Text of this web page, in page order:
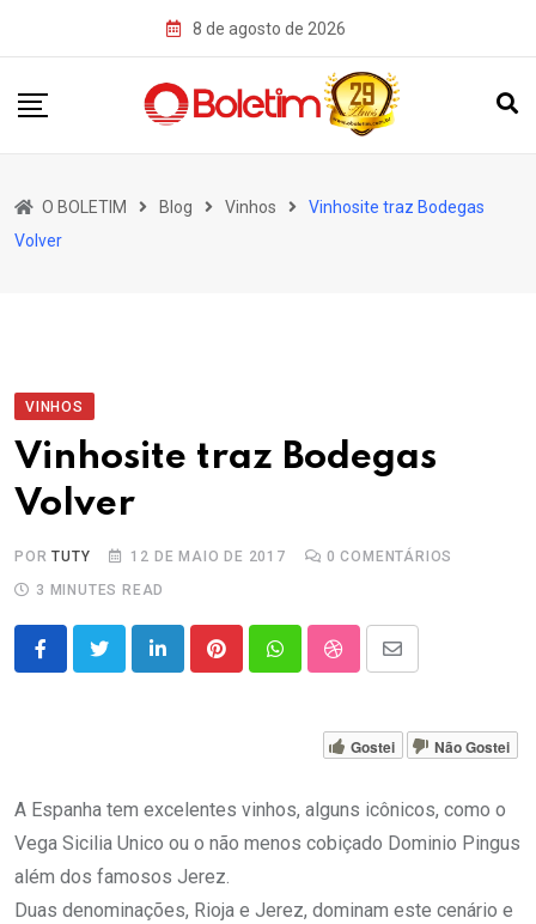
8 de agosto de 2026
O BOLETIM Blog Vinhos
Vinhosite traz Bodegas
Volver
VINHOS
Vinhosite traz Bodegas
Volver
PORTUTY 12 DE MAIO DE 2017 0 COMENTÁRIOS
3 MINUTES READ
LinkedInPinterestWhatsappStumbleUpon
Share
Email
Gostei Não Gostei
A Espanha tem excelentes vinhos, alguns icônicos, como o
Vega Sicilia Unico ou o não menos cobiçado Dominio Pingus
além dos famosos Jerez.
Duas denominações, Rioja e Jerez, dominam este cenário e